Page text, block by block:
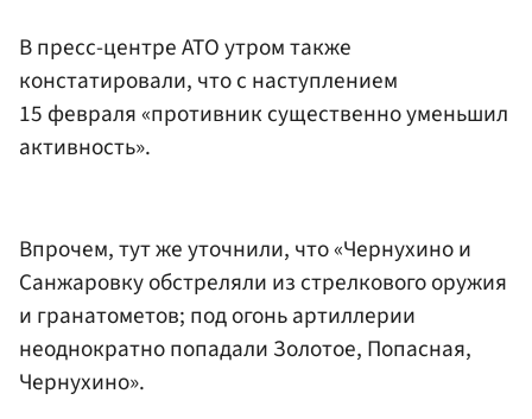
В пресс-центре АТО утром также
констатировали, что с наступлением
15 февраля «противник существенно уменьшил
активность».
Впрочем, тут же уточнили, что «Чернухино и
Санжаровку обстреляли из стрелкового оружия
и гранатометов; под огонь артиллерии
неоднократно попадали Золотое, Попасная,
Чернухино».